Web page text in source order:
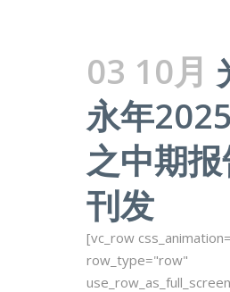
03 10月
永年
之中期
刊发
[vc_row
row_type="row"